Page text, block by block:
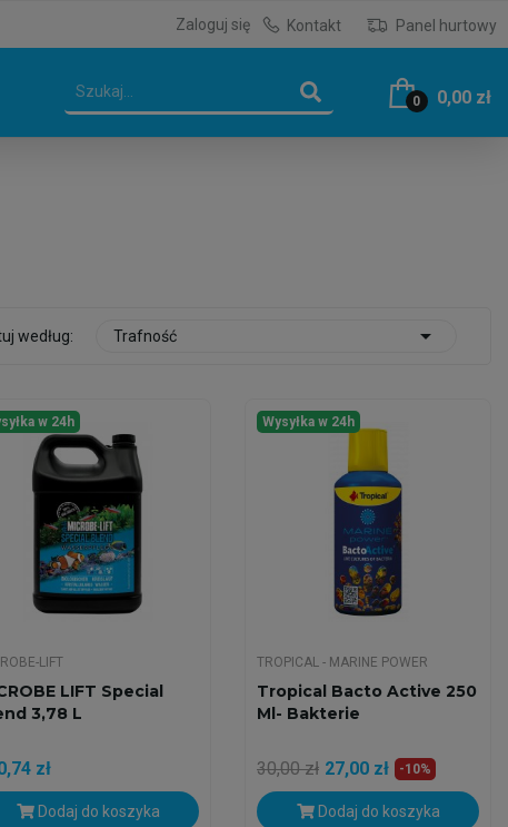
Zaloguj się Kontakt Panel hurtowy
0 0,00 zł
według: Trafność 
w 24h
LIFT
LIFT Special
3,78 L
zł
Dodaj do koszyka
Wysyłka w 24h
TROPICAL - MARINE POWER
Tropical Bacto Active 250
Ml- Bakterie
30,00 zł 27,00 zł -10%
Dodaj do koszyka